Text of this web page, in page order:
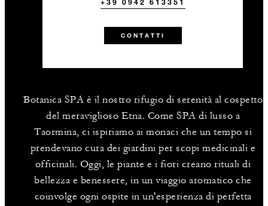
CONTATTI
Botanica SPA è il nostro rifugio di serenità al cospetto
del meraviglioso Etna. Come SPA di lusso a
Taormina, ci ispiriamo ai monaci che un tempo si
prendevano cura dei giardini per scopi medicinali e
officinali. Oggi, le piante e i fiori creano rituali di
bellezza e benessere, in un viaggio aromatico che
coinvolge ogni ospite in un'esperienza di perfetta